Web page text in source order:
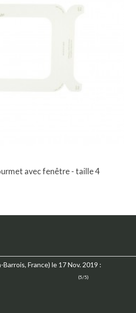
avec fenêtre - taille 4
Barrois, France) le 17 Nov. 2019 :
(5/5)